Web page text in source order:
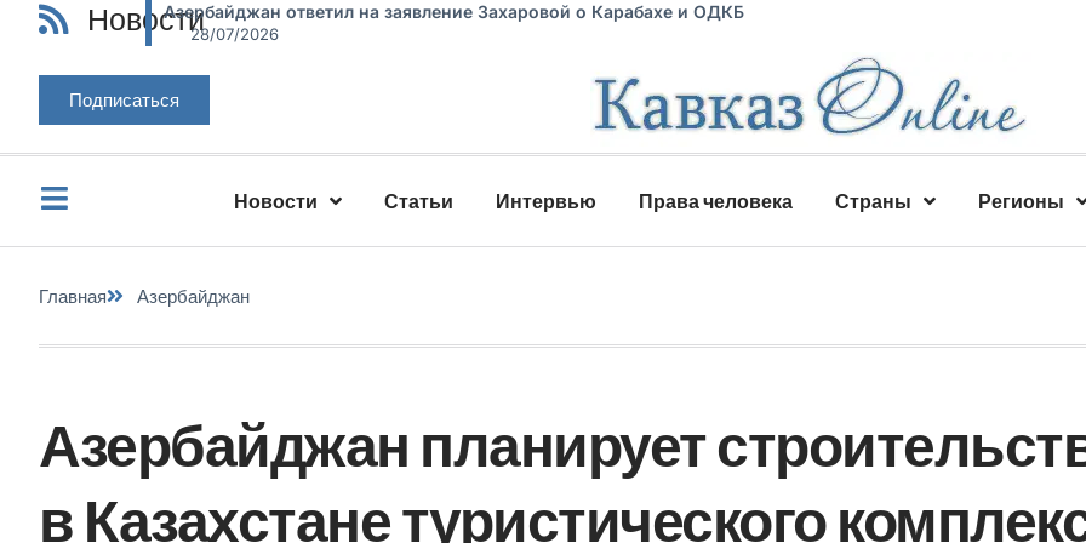
НовостиАзербайджан ответил на заявление Захаровой о Карабахе и ОДКБ
28/07/2026
Подписаться
Новости Статьи Интервью Права человека Страны Регионы
Главная Азербайджан
Азербайджан планирует
в Казахстане туристического